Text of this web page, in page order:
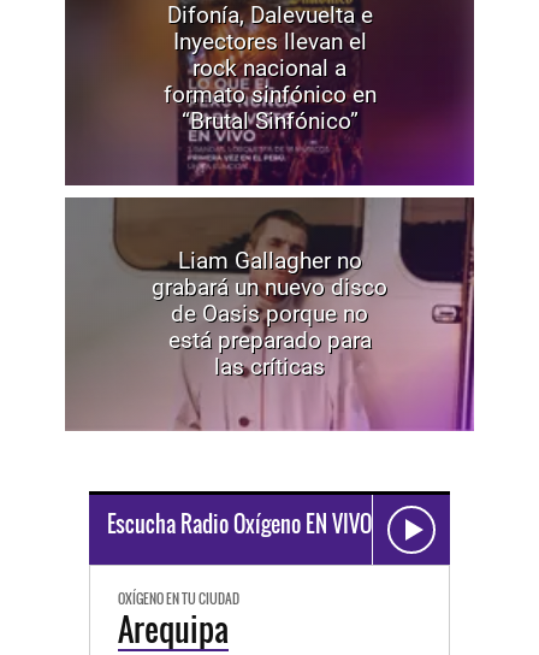
Difonía, Dalevuelta e
Inyectores llevan el
rock nacional a
formato sinfónico en
“Brutal Sinfónico”
Liam Gallagher no
grabará un nuevo disco
de Oasis porque no
está preparado para
las críticas
Escucha Radio Oxígeno EN VIVO
OXÍGENO EN TU CIUDAD
Arequipa